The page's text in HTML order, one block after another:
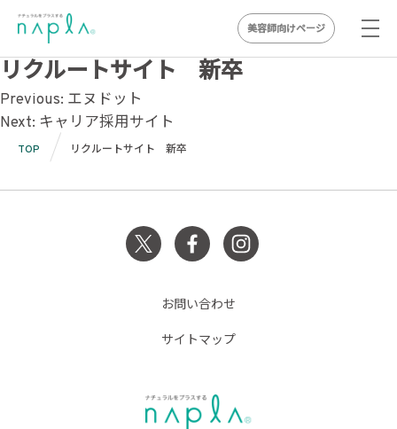
Skip
to
content
美容師向けページ
リクルートサイト 新卒
投
稿
ビ
Previous: エヌドット
Next: キャリア採用サイト
TOP リクルートサイト 新卒
お問い合わせ
サイトマップ